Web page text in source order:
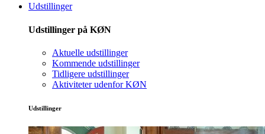
Udstillinger
Udstillinger på KØN
Aktuelle udstillinger
Kommende udstillinger
Tidligere udstillinger
Aktiviteter udenfor KØN
Udstillinger